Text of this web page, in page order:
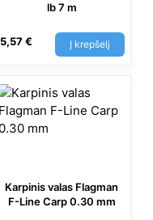
lb 7 m
5,57€ Į krepšelį
Karpinis valas Flagman
F-Line Carp 0.30 mm